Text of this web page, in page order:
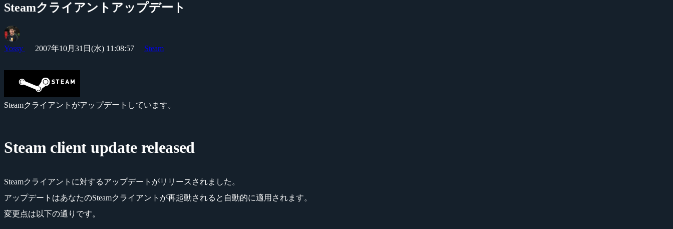
Steamクライアントアップデート
Yossy 2007年10月31日(水) 11:08:57 Steam
Steamクライアントがアップデートしています。
Steam client update released
Steamクライアントに対するアップデートがリリースされました。
アップデートはあなたのSteamクライアントが再起動されると自動的に適用されます。
変更点は以下の通りです。